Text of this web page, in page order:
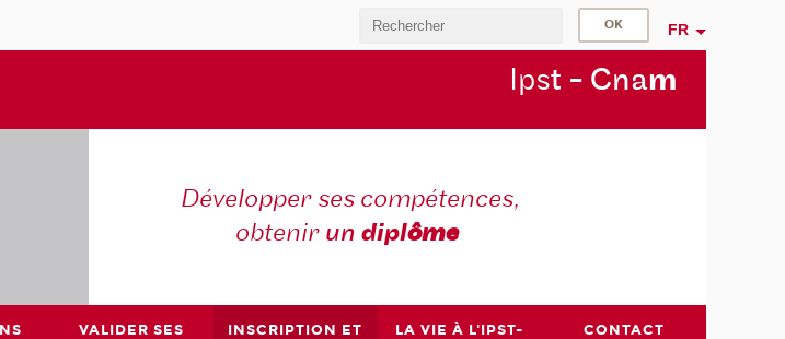
FR
Ipst - Cnam
Développer ses compétences,
obtenir undiplôme
VALIDER SES
INSCRIPTION ET
LA VIE À L'IPST-
CONTACT